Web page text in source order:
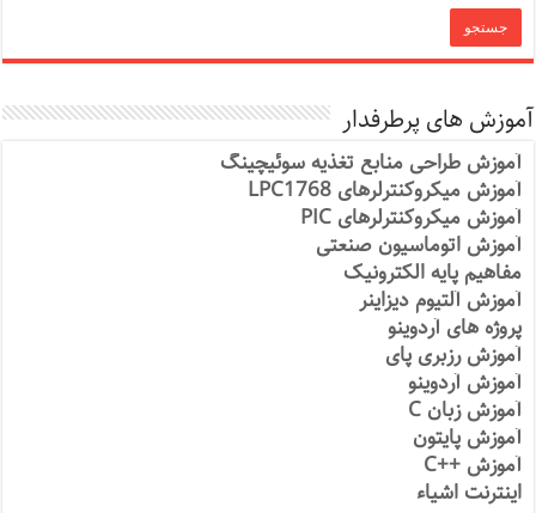
آموزش های پرطرفدار
آموزش طراحی منابع تغذیه سوئیچینگ
آموزش میکروکنترلرهای LPC1768
آموزش میکروکنترلرهای PIC
آموزش اتوماسیون صنعتی
مفاهیم پایه الکترونیک
آموزش آلتیوم دیزاینر
پروژه های آردوینو
آموزش رزبری پای
آموزش آردوینو
آموزش زبان C
آموزش پایتون
آموزش ++C
اینترنت اشیاء